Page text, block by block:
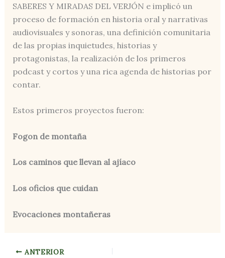
SABERES Y MIRADAS DEL VERJÓN e implicó un
proceso de formación en historia oral y narrativas
audiovisuales y sonoras, una definición comunitaria
de las propias inquietudes, historias y
protagonistas, la realización de los primeros
podcast y cortos y una rica agenda de historias por
contar.
Estos primeros proyectos fueron:
Fogon de montaña
Los caminos que llevan al ajíaco
Los oficios que cuidan
Evocaciones montañeras
ANTERIOR